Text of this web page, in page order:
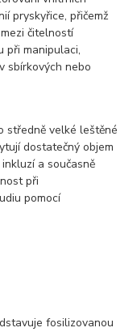
pryskyřice, přičemž
čitelností
při manipulaci,
sbírkových nebo
středně velké leštěné
dostatečný objem
a současně
při
pomocí
fosilizovanou